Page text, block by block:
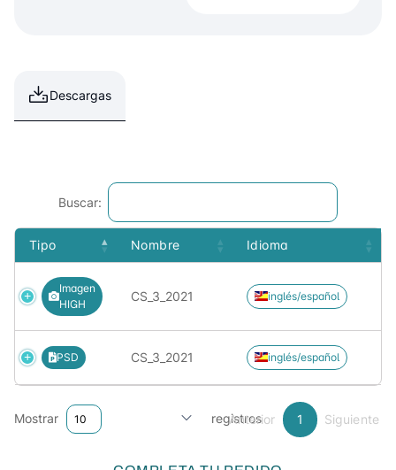
Descargas
Buscar:
Tipo Nombre Idioma
Imagen
HIGH
CS_3_2021 inglés/español
PSD CS_3_2021 inglés/español
Mostrar registros
Anterior 1 Siguiente